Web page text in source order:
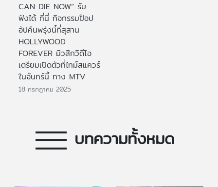
CAN DIE NOW” รับ
ฟังได้ ที่นี่ กิจกรรมป็อป
อัปคืนพรุ่งนี้ที่สุสาน
HOLLYWOOD
FOREVER มิวสิกวิดีโอ
เตรียมเปิดตัวที่ไทม์สแควร์
ในจันทร์นี้ ทาง MTV
18 กรกฎาคม 2025
บทความทั้งหมด